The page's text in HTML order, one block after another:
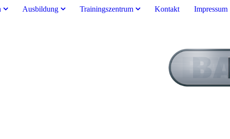
Ausbildung Trainingszentrum Kontakt Impressum